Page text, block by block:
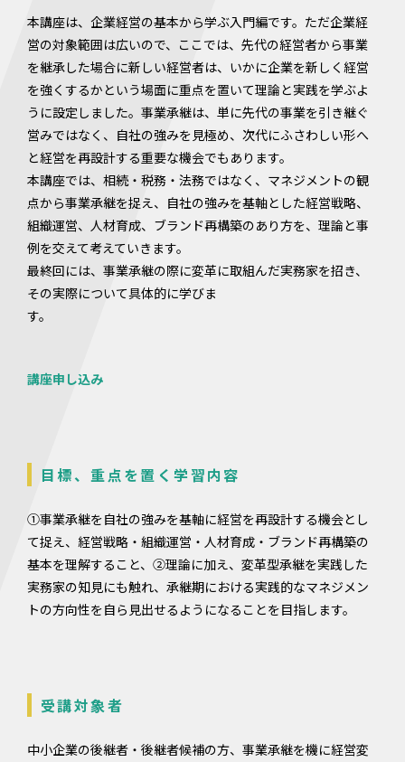
本講座は、企業経営の基本から学ぶ入門編です。ただ企業経
営の対象範囲は広いので、ここでは、先代の経営者から事業
を継承した場合に新しい経営者は、いかに企業を新しく経営
を強くするかという場面に重点を置いて理論と実践を学ぶよ
うに設定しました。事業承継は、単に先代の事業を引き継ぐ
営みではなく、自社の強みを見極め、次代にふさわしい形へ
と経営を再設計する重要な機会でもあります。
本講座では、相続・税務・法務ではなく、マネジメントの観
点から事業承継を捉え、自社の強みを基軸とした経営戦略、
組織運営、人材育成、ブランド再構築のあり方を、理論と事
例を交えて考えていきます。
最終回には、事業承継の際に変革に取組んだ実務家を招き、
その実際について具体的に学びま
す。
講座申し込み
目標、重点を置く学習内容
①事業承継を自社の強みを基軸に経営を再設計する機会とし
て捉え、経営戦略・組織運営・人材育成・ブランド再構築の
基本を理解すること、②理論に加え、変革型承継を実践した
実務家の知見にも触れ、承継期における実践的なマネジメン
トの方向性を自ら見出せるようになることを目指します。
受講対象者
中小企業の後継者・後継者候補の方、事業承継を機に経営変